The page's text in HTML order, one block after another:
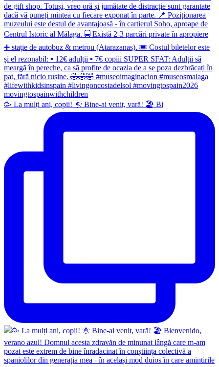
🥳 La mulți ani, copii! 🌞 Bine-ai venit, vară! 🏖 Bi